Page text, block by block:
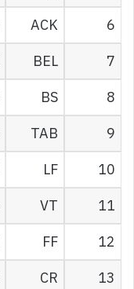
6
ACK
7
BEL
8
BS
9
TAB
10
LF
11
VT
12
FF
13
CR